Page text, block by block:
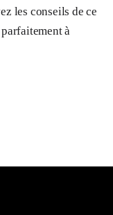
les conseils de ce
à